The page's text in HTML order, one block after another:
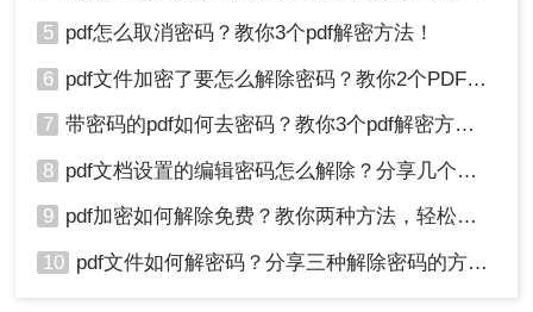
5 pdf怎么取消密码？教你3个pdf解密方法！
6 pdf文件加密了要怎么解除密码？教你2个PDF解密方法
7 带密码的pdf如何去密码？教你3个pdf解密方法！
8 pdf文档设置的编辑密码怎么解除？分享几个解密方法！
9 pdf加密如何解除免费？教你两种方法，轻松解锁pdf文件！
10 pdf文件如何解密码？分享三种解除密码的方法！